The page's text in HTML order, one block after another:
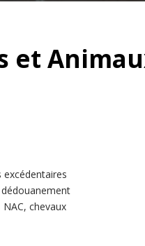
et
excédentaires
chevaux